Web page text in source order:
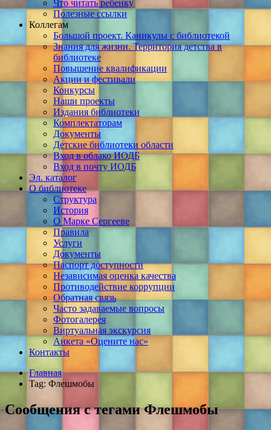
Что читать ребенку
Полезные ссылки
Коллегам
Большой проект. Каникулы с библиотекой
Знания для жизни. Территория детства в
библиотеке
Повышение квалификации
Акции и фестивали
Конкурсы
Наши проекты
Издания библиотеки
Комплектаторам
Документы
Детские библиотеки области
Вход в облако ИОДБ
Вход в почту ИОДБ
Эл. каталог
О библиотеке
Структура
История
О Марке Сергееве
Правила
Услуги
Документы
Паспорт доступности
Независимая оценка качества
Противодействие коррупции
Обратная связь
Часто задаваемые вопросы
Фотогалерея
Виртуальная экскурсия
Анкета «Оцените нас»
Контакты
Главная
Tag: Флешмобы
Сообщения с тегамиФлешмобы